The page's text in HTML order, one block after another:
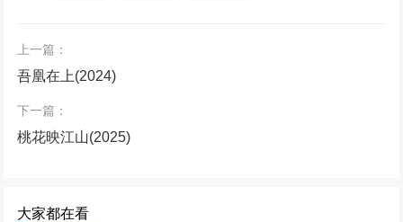
上一篇：
吾凰在上(2024)
下一篇：
桃花映江山(2025)
大家都在看